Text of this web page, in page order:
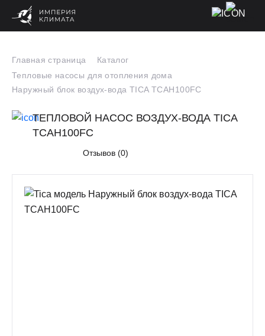
Главная страница
Каталог
Тепловые насосы для отопления дома
Наружный блок воздух-вода TICA TCAH100FC
ТЕПЛОВОЙ НАСОС ВОЗДУХ-ВОДА TICA
TCAH100FC
Отзывов (0)